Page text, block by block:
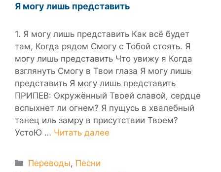
Я могу лишь представить
1. Я могу лишь представить Как всё будет
там, Когда рядом Смогу с Тобой стоять. Я
могу лишь представить Что увижу я Когда
взглянуть Смогу в Твои глаза Я могу лишь
представить Я могу лишь представить
ПРИПЕВ: Окружённый Твоей славой, сердце
вспыхнет ли огнем? Я пущусь в хвалебный
танец иль замру в присутствии Твоем?
УстоЮ … Читать далее
Рубрики
Переводы, Песни